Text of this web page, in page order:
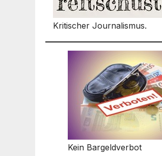
Kritischer Journalismus.
Kein Bargeldverbot